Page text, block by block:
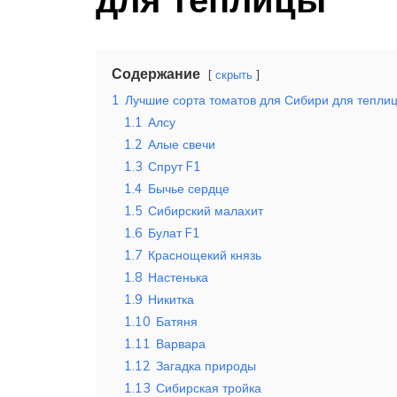
Содержание скрыть
1 Лучшие сорта томатов для Сибири для
1.1 Алсу
1.2 Алые свечи
1.3 Спрут F1
1.4 Бычье сердце
1.5 Сибирский малахит
1.6 Булат F1
1.7 Краснощекий князь
1.8 Настенька
1.9 Никитка
1.10 Батяня
1.11 Варвара
1.12 Загадка природы
1.13 Сибирская тройка